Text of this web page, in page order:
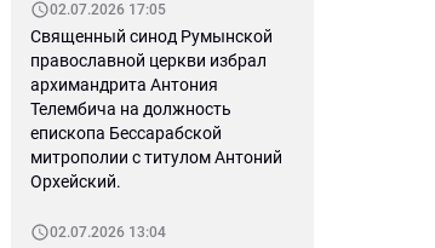
02.07.2026 17:05
Священный синод Румынской
православной церкви избрал
архимандрита Антония
Телембича на должность
епископа Бессарабской
митрополии с титулом Антоний
Орхейский.
02.07.2026 13:04